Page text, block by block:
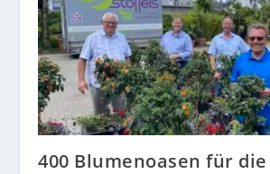
400 Blumenoasen für